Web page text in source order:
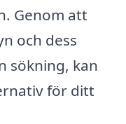
Genom att
och dess
sökning, kan
för ditt